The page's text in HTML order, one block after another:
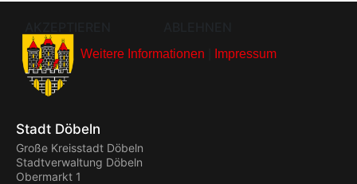
Stadt Döbeln
Große Kreisstadt Döbeln
Stadtverwaltung Döbeln
Obermarkt 1
Weitere Informationen Impressum